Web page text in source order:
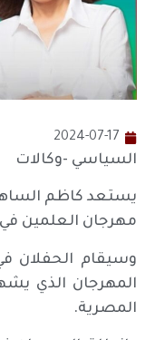
2024-07-17
السياسي -وكالات
يستعد كاظم
مهرجان العلمين في
المصرية.